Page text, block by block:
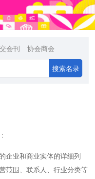
会刊 协会商会
搜索名录
企业和商业实体的详细列
范围、联系人、行业分类等